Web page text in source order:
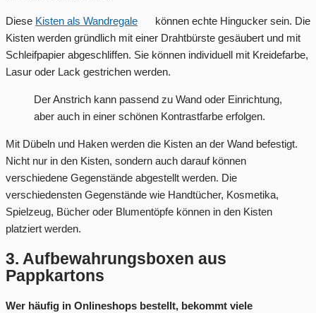
Diese Kisten als Wandregale
können echte Hingucker sein. Die
Kisten werden gründlich mit einer Drahtbürste gesäubert und mit
Schleifpapier abgeschliffen. Sie können individuell mit Kreidefarbe,
Lasur oder Lack gestrichen werden.
Der Anstrich kann passend zu Wand oder Einrichtung,
aber auch in einer schönen Kontrastfarbe erfolgen.
Mit Dübeln und Haken werden die Kisten an der Wand befestigt.
Nicht nur in den Kisten, sondern auch darauf können
verschiedene Gegenstände abgestellt werden. Die
verschiedensten Gegenstände wie Handtücher, Kosmetika,
Spielzeug, Bücher oder Blumentöpfe können in den Kisten
platziert werden.
3. Aufbewahrungsboxen aus
Pappkartons
Wer häufig in Onlineshops bestellt, bekommt viele